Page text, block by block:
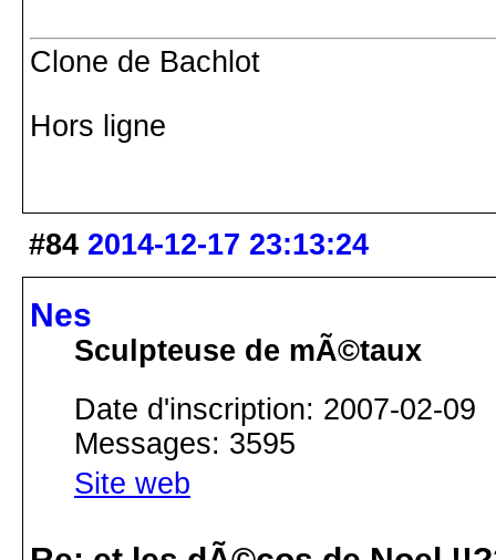
Clone de Bachlot
Hors ligne
#84 2014-12-17 23:13:24
Nes
Sculpteuse de mÃ©taux
Date d'inscription: 2007-02-09
Messages: 3595
Site web